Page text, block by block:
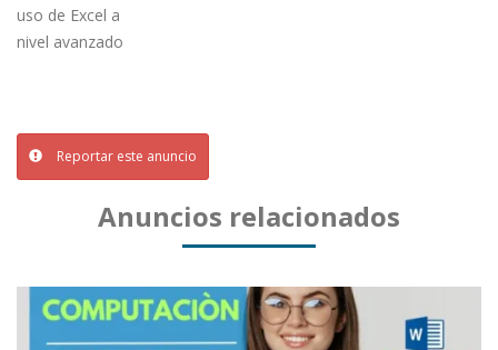
uso de Excel a
nivel avanzado
Reportar este anuncio
Anuncios relacionados